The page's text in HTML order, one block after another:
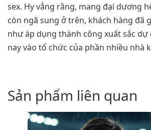
sex. Hy vẳng rằng, mang đại dương
còn ngã sung ở trên, khách hàng
như áp dụng thành công xuất sắc
nay vào tổ chức của phần nhiều nhà
Sản phẩm liên quan